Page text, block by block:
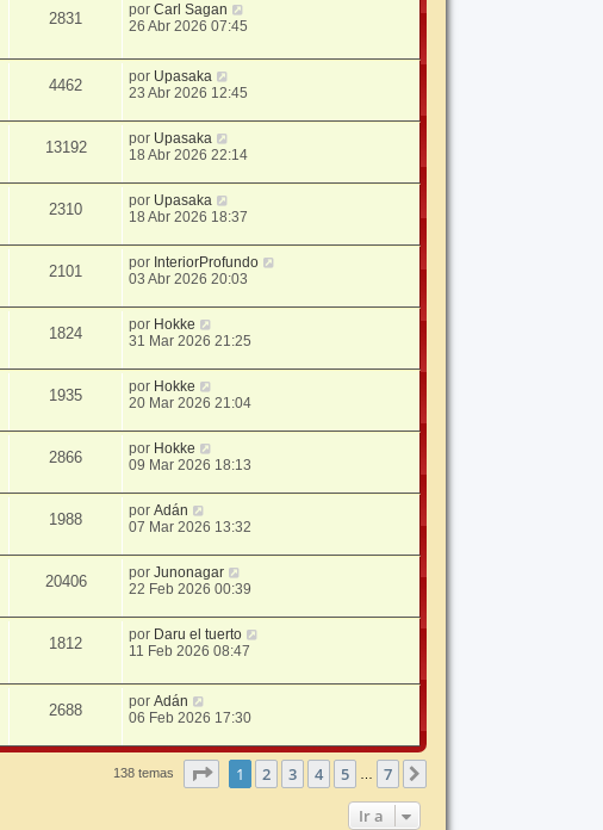
2831 porCarl Sagan
26 Abr 2026 07:45
4462 por Upasaka
23 Abr 2026 12:45
13192 por Upasaka
18 Abr 2026 22:14
2310 por Upasaka
18 Abr 2026 18:37
2101 por InteriorProfundo
03 Abr 2026 20:03
1824 por Hokke
31 Mar 2026 21:25
1935 por Hokke
20 Mar 2026 21:04
2866 por Hokke
09 Mar 2026 18:13
1988 porAdán
07 Mar 2026 13:32
20406 porJunonagar
22 Feb 2026 00:39
1812 por Daru el tuerto
11 Feb 2026 08:47
2688 porAdán
06 Feb 2026 17:30
138 temas Página1 de
1 2 3 4 5 7
Ir a